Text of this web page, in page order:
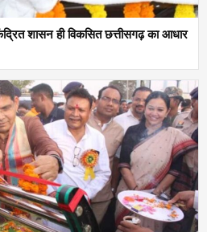
शासन ही विकसित छत्तीसगढ़ का आधार